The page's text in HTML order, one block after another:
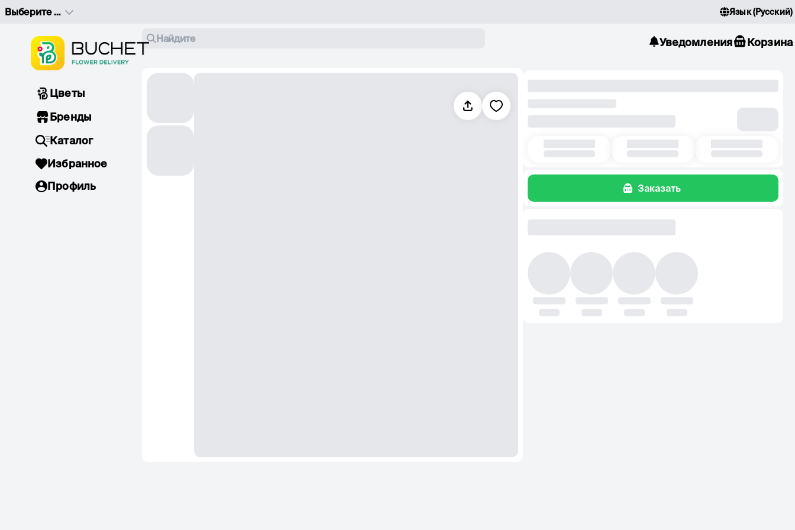
Выберите адрес доставки Язык(Русский)
Найдите Уведомления Корзина
Цветы
Бренды
Каталог
Избранное
Профиль
Заказать